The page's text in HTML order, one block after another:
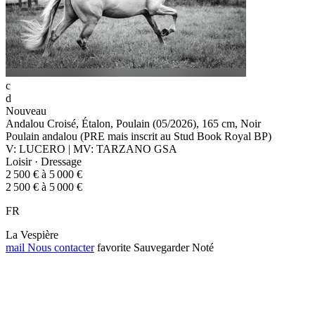
c
d
Nouveau
Andalou Croisé, Étalon, Poulain (05/2026), 165 cm, Noir
Poulain andalou (PRE mais inscrit au Stud Book Royal BP)
V: LUCERO | MV: TARZANO GSA
Loisir · Dressage
2 500 € à 5 000 €
2 500 € à 5 000 €
FR
La Vespière
mail Nous contacter favorite Sauvegarder Noté